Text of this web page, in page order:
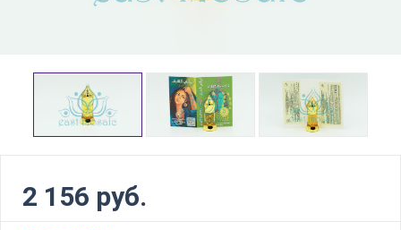
2 156 руб.